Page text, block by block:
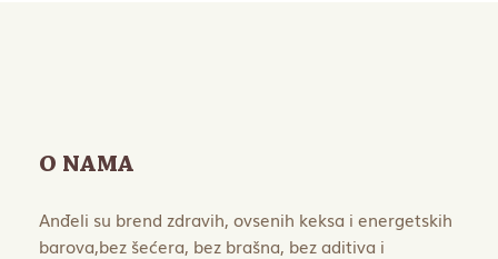
O NAMA
Anđeli su brend zdravih, ovsenih keksa i energetskih
barova,bez šećera, bez brašna, bez aditiva i